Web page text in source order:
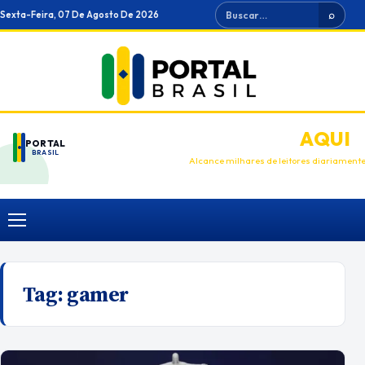
Ir
para
Sexta-Feira, 07 De Agosto De 2026 Buscar ⌕
PORTAL
BRASIL
ANUNCIEAQUI
Alcance milhares de leitores diariamente
Menu
Tag:gamer